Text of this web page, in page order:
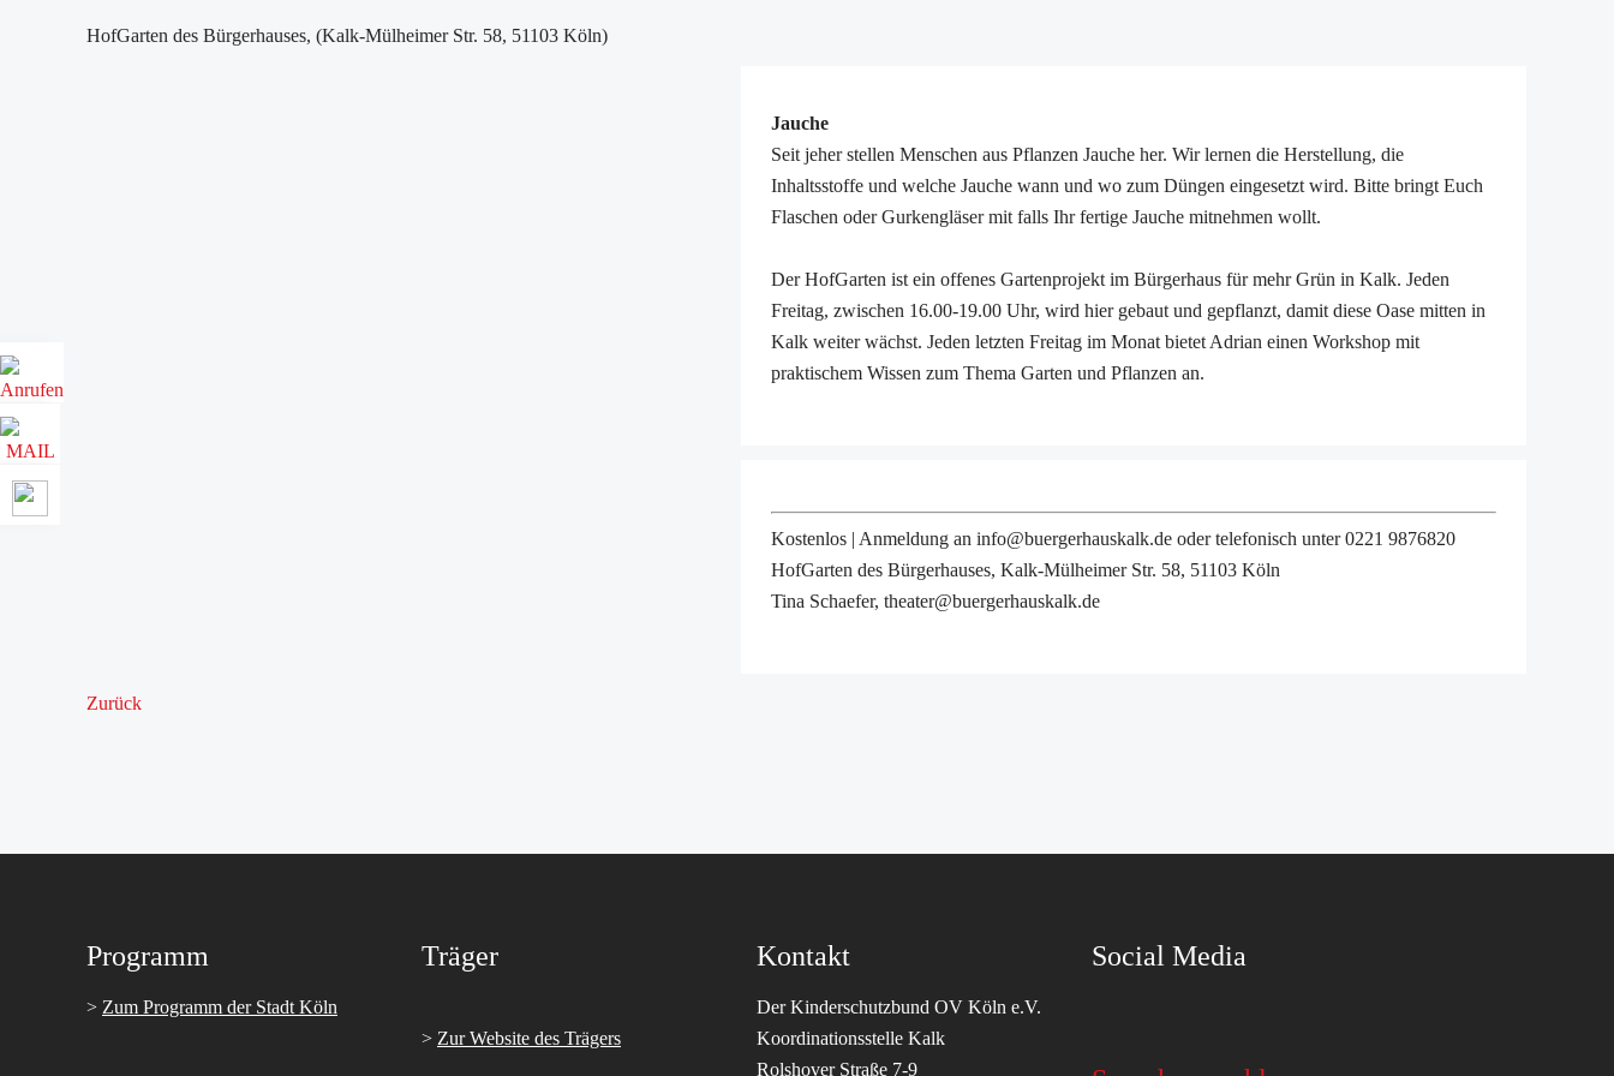
HofGarten des Bürgerhauses, (Kalk-Mülheimer Str. 58, 51103 Köln)
Jauche
Seit jeher stellen Menschen aus Pflanzen Jauche her. Wir lernen die Herstellung, die
Inhaltsstoffe und welche Jauche wann und wo zum Düngen eingesetzt wird. Bitte bringt Euch
Flaschen oder Gurkengläser mit falls Ihr fertige Jauche mitnehmen wollt.
Der HofGarten ist ein offenes Gartenprojekt im Bürgerhaus für mehr Grün in Kalk. Jeden
Freitag, zwischen 16.00-19.00 Uhr, wird hier gebaut und gepflanzt, damit diese Oase mitten in
Kalk weiter wächst. Jeden letzten Freitag im Monat bietet Adrian einen Workshop mit
praktischem Wissen zum Thema Garten und Pflanzen an.
Kostenlos | Anmeldung an info@buergerhauskalk.de oder telefonisch unter 0221 9876820
HofGarten des Bürgerhauses, Kalk-Mülheimer Str. 58, 51103 Köln
Tina Schaefer, theater@buergerhauskalk.de
Zurück
Programm
> Zum Programm der Stadt Köln
Träger
> Zur Website des Trägers
Kontakt
Der Kinderschutzbund OV Köln e.V.
Koordinationsstelle Kalk
Rolshover Straße 7-9
Social Media